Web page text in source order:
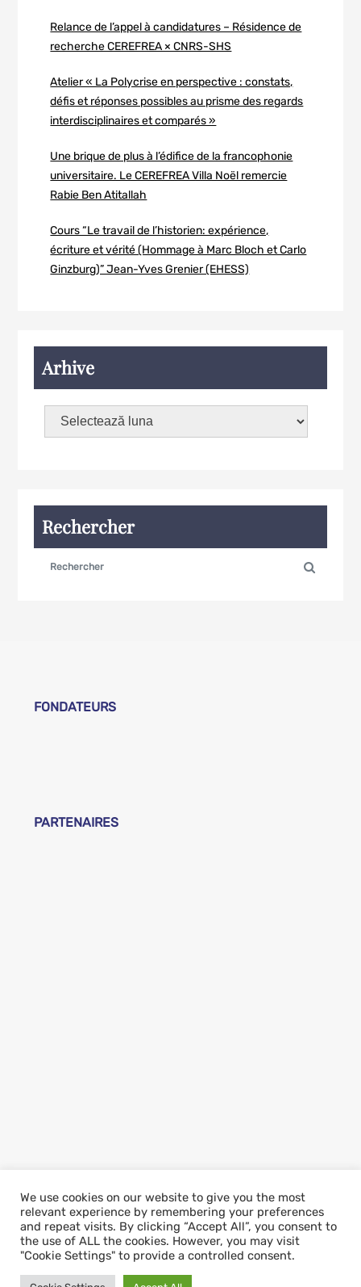
Relance de l’appel à candidatures – Résidence de
recherche CEREFREA × CNRS-SHS
Atelier « La Polycrise en perspective : constats,
défis et réponses possibles au prisme des regards
interdisciplinaires et comparés »
Une brique de plus à l’édifice de la francophonie
universitaire. Le CEREFREA Villa Noël remercie
Rabie Ben Atitallah
Cours “Le travail de l’historien: expérience,
écriture et vérité (Hommage à Marc Bloch et Carlo
Ginzburg)” Jean-Yves Grenier (EHESS)
Arhive
Rechercher
FONDATEURS
PARTENAIRES
We use cookies on our website to give you the most
relevant experience by remembering your preferences
and repeat visits. By clicking “Accept All”, you consent to
the use of ALL the cookies. However, you may visit
"Cookie Settings" to provide a controlled consent.